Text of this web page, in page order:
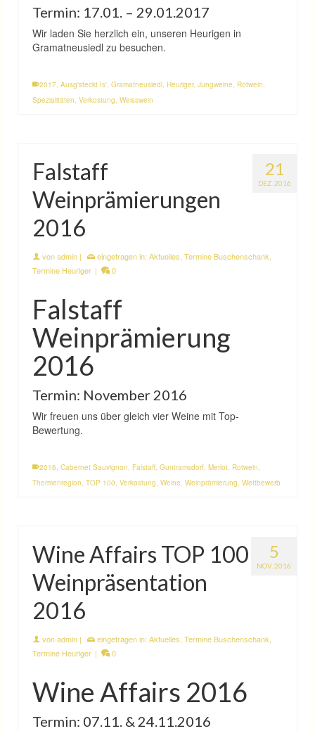
Termin: 17.01. – 29.01.2017
Wir laden Sie herzlich ein, unseren Heurigen in
Gramatneusiedl zu besuchen.
2017, Ausg'steckt Is', Gramatneusiedl, Heuriger, Jungweine, Rotwein,
Spezialitäten, Verkostung, Weisswein
21
DEZ. 2016
Falstaff
Weinprämierungen
2016
vonadmin | eingetragen in: Aktuelles, Termine Buschenschank,
Termine Heuriger | 0
Falstaff
Weinprämierung
2016
Termin: November 2016
Wir freuen uns über gleich vier Weine mit Top-
Bewertung.
2016, Cabernet Sauvignon, Falstaff, Guntramsdorf, Merlot, Rotwein,
Thermenregion, TOP 100, Verkostung, Weine, Weinprämierung, Wettbewerb
5
NOV. 2016
Wine Affairs TOP 100
Weinpräsentation
2016
vonadmin | eingetragen in: Aktuelles, Termine Buschenschank,
Termine Heuriger | 0
Wine Affairs 2016
Termin: 07.11. & 24.11.2016